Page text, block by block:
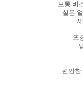
보통 비
실은
또
편안한